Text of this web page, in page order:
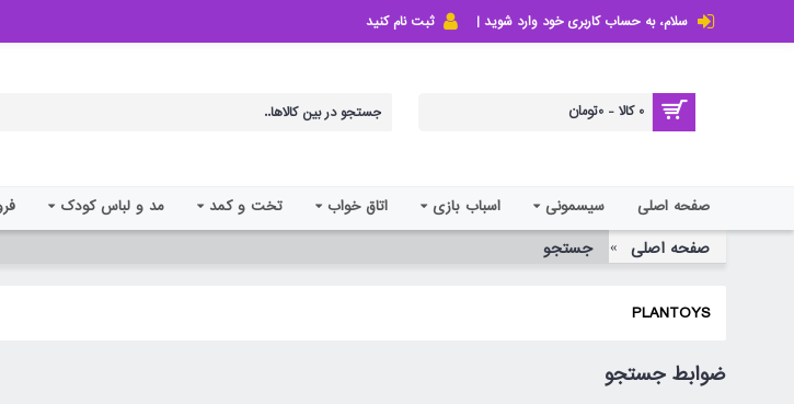
سلام، به حساب کاربری خود وارد شوید | ثبت نام کنید
0 کالا - 0تومان
صفحه اصلی سیسمونی اسباب بازی اتاق خواب تخت و کمد مد و لباس کودک
صفحه اصلی جستجو
PLANTOYS
ضوابط جستجو